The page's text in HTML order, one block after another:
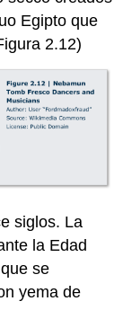
Egipto que
2.12)
siglos. La
la Edad
se
yema de